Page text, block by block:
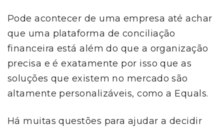
Pode acontecer de uma empresa até achar
que uma plataforma de conciliação
financeira está além do que a organização
precisa e é exatamente por isso que as
soluções que existem no mercado são
altamente personalizáveis, como a Equals.
Há muitas questões para ajudar a decidir